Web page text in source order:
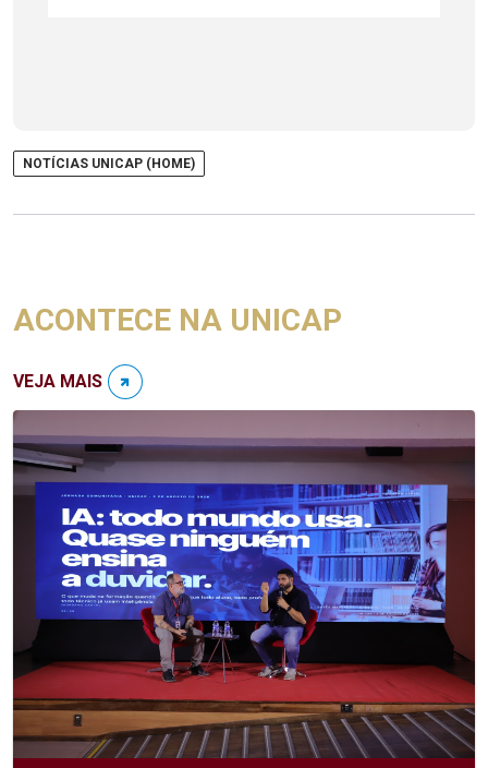
NOTÍCIAS UNICAP (HOME)
ACONTECE NA UNICAP
VEJA MAIS